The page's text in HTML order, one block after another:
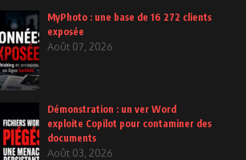
MyPhoto : une base de 16 272 clients
exposée
Août 07, 2026
Démonstration : un ver Word
exploite Copilot pour contaminer des
documents
Août 03, 2026